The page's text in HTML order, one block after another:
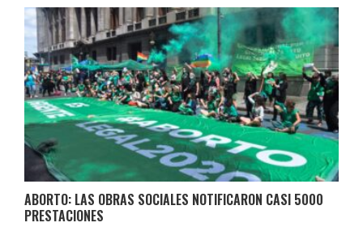
ABORTO: LAS OBRAS SOCIALES NOTIFICARON CASI 5000
PRESTACIONES